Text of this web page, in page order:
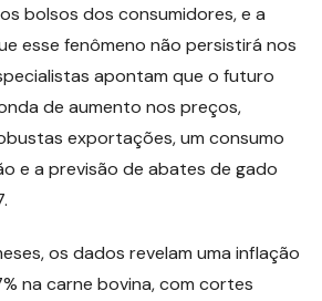
bolsos dos consumidores, e a
esse fenômeno não persistirá nos
apontam que o futuro
de aumento nos preços,
exportações, um consumo
e a previsão de abates de gado
os dados revelam uma inflação
na carne bovina, com cortes